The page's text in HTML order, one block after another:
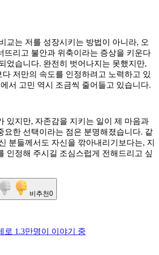
교는 저를 성장시키는 방법이 아니라, 오
뜨리고 불안과 위축이라는 증상을 키운다
었습니다. 완전히 벗어나지는 못했지만,
저만의 속도를 인정하려고 노력하고 있
서 고민 역시 조금씩 줄어들고 있습니다.
있지만, 자존감을 지키는 일이 제 마음과
요한 선택이라는 점은 분명해졌습니다. 같
분들께서도 자신을 깎아내리기보다는, 지
인정해 주시길 조심스럽게 전해드리고 싶
비추천0
로 1.3만명이 이야기 중